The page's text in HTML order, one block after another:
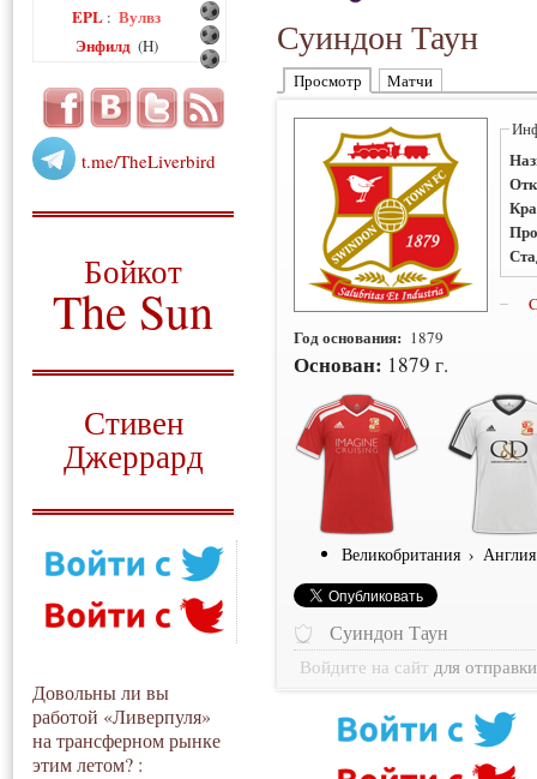
EPL : Вулвз
Энфилд (H)
t.me/TheLiverbird
Бойкот
The Sun
Стивен
Джеррард
Довольны ли вы
работой «Ливерпуля»
на трансферном рынке
этим летом? :
Суиндон Таун
Просмотр Матчи
Год основания: 1879
Основан: 1879 г.
Великобритания › Англия
Суиндон Таун
Войдите на сайт для